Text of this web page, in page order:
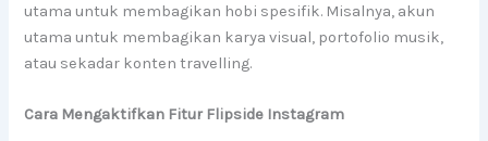
utama untuk membagikan hobi spesifik. Misalnya, akun
utama untuk membagikan karya visual, portofolio musik,
atau sekadar konten travelling.
Cara Mengaktifkan Fitur Flipside Instagram